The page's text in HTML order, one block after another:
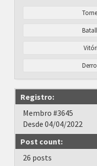
Registro:
Membro #3645
Desde 04/04/2022
Post count:
26 posts